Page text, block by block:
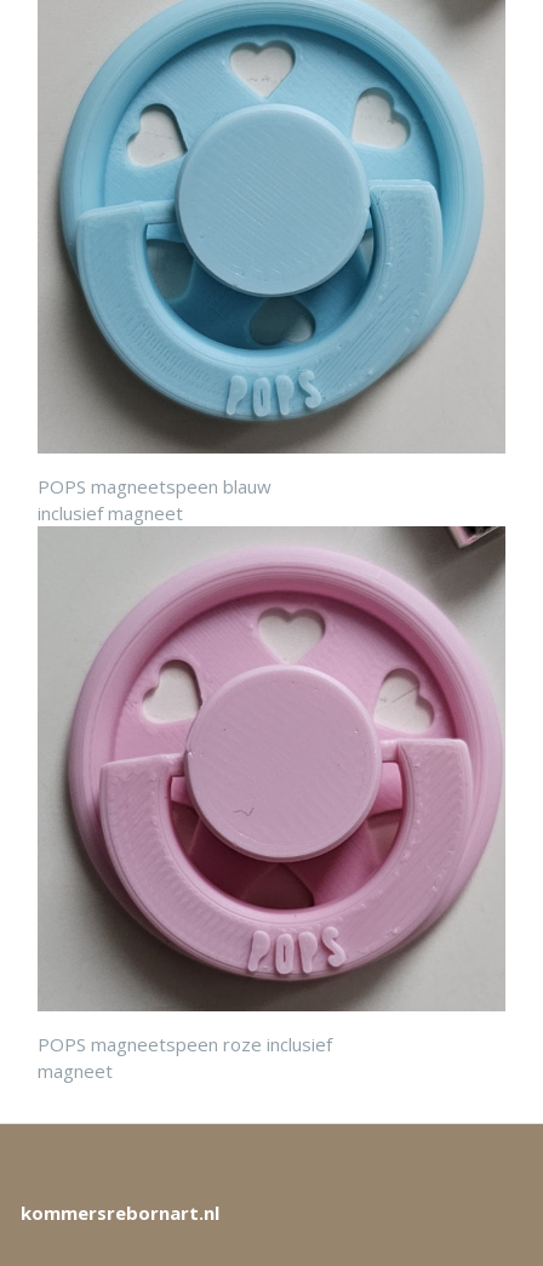
POPS magneetspeen blauw
inclusief magneet
POPS magneetspeen roze inclusief
magneet
kommersrebornart.nl